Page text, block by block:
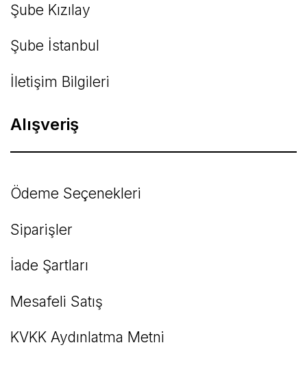
Şube Kızılay
Şube İstanbul
İletişim Bilgileri
Alışveriş
Ödeme Seçenekleri
Siparişler
İade Şartları
Mesafeli Satış
KVKK Aydınlatma Metni